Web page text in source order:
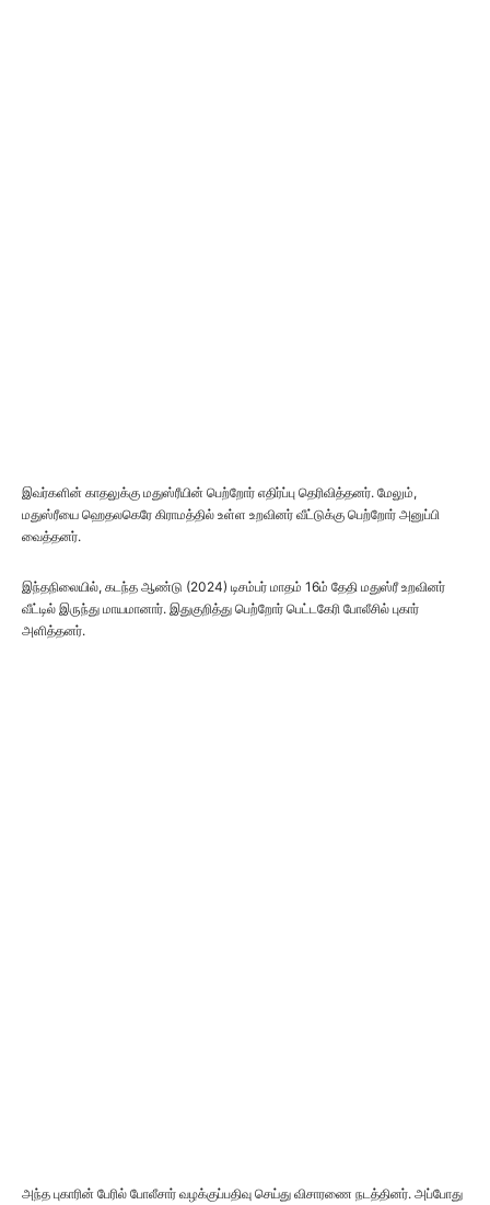
இவர்களின் காதலுக்கு மதுஸ்ரீயின் பெற்றோர் எதிர்ப்பு தெரிவித்தனர். மேலும்,
மதுஸ்ரீயை ஹெதலகெரே கிராமத்தில் உள்ள உறவினர் வீட்டுக்கு பெற்றோர் அனுப்பி
வைத்தனர்.
இந்தநிலையில், கடந்த ஆண்டு (2024) டிசம்பர் மாதம் 16ம் தேதி மதுஸ்ரீ உறவினர்
வீட்டில் இருந்து மாயமானார். இதுகுறித்து பெற்றோர் பெட்டகேரி போலீசில் புகார்
அளித்தனர்.
அந்த புகாரின் பேரில் போலீசார் வழக்குப்பதிவு செய்து விசாரணை நடத்தினர். அப்போது